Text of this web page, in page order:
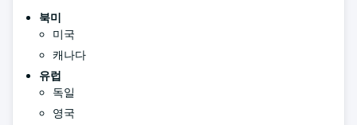
북미
미국
캐나다
유럽
독일
영국